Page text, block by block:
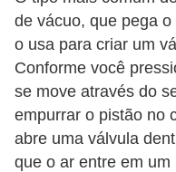
de vácuo, que pega
o usa para criar um
Conforme você
se move através do
empurrar o pistão no
abre uma válvula
que o ar entre em
e
s
s
ó
r
i